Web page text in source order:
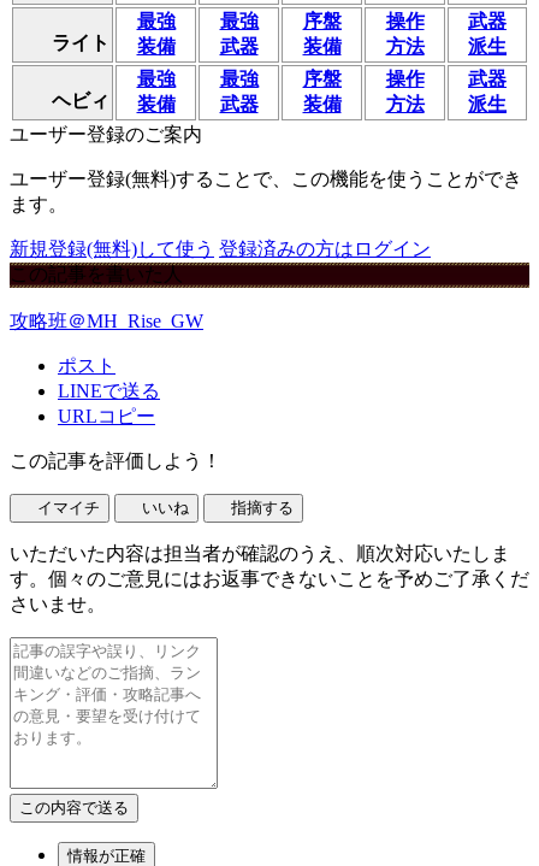
ライト
最強
装備
最強
武器
序盤
装備
操作
方法
武器
派生
ヘビィ
最強
装備
最強
武器
序盤
装備
操作
方法
武器
派生
ユーザー登録のご案内
ユーザー登録(無料)することで、この機能を使うことができ
ます。
新規登録(無料)して使う 登録済みの方はログイン
この記事を書いた人
攻略班＠MH_Rise_GW
ポスト
LINEで送る
URLコピー
この記事を評価しよう！
イマイチ いいね 指摘する
いただいた内容は担当者が確認のうえ、順次対応いたしま
す。個々のご意見にはお返事できないことを予めご了承くだ
さいませ。
情報が正確